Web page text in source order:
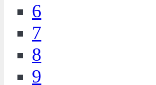
6
7
8
9